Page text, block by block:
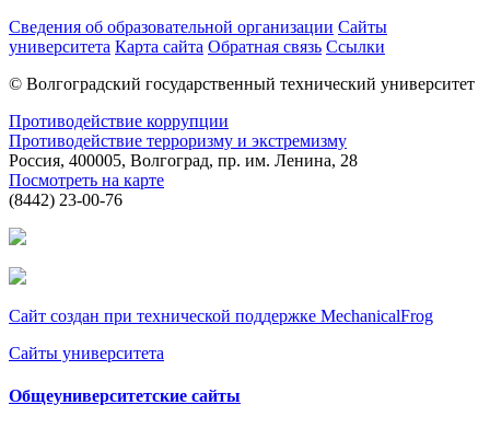
Сведения об образовательной организации Сайты
университета Карта сайта Обратная связь Ссылки
© Волгоградский государственный технический университет
Противодействие коррупции
Противодействие терроризму и экстремизму
Россия, 400005, Волгоград, пр. им. Ленина, 28
Посмотреть на карте
(8442) 23-00-76
Сайт создан при технической поддержке MechanicalFrog
Сайты университета
Общеуниверситетские сайты